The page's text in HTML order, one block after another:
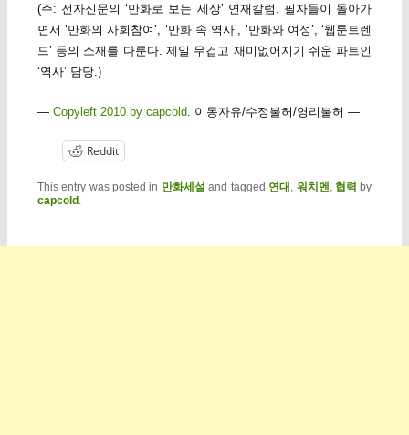
(주: 전자신문의 ‘만화로 보는 세상’ 연재칼럼. 필자들이 돌아가
면서 ‘만화의 사회참여’, ‘만화 속 역사’, ‘만화와 여성’, ‘웹툰트렌
드’ 등의 소재를 다룬다. 제일 무겁고 재미없어지기 쉬운 파트인
‘역사’ 담당.)
— Copyleft 2010 by capcold. 이동자유/수정불허/영리불허 —
Reddit
This entry was posted in 만화세설 and tagged 연대 워치멘 협력 by
capcold.